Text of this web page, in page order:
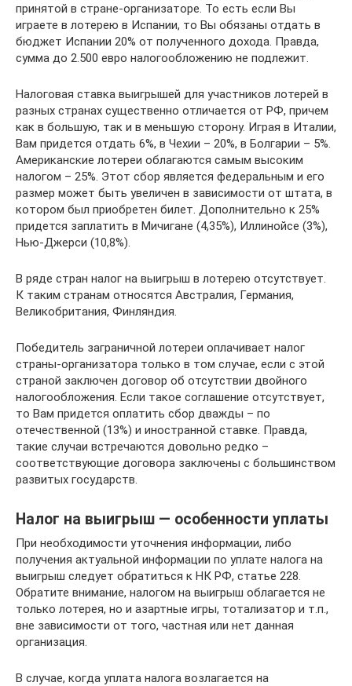
принятой в стране-организаторе. То есть если Вы
играете в лотерею в Испании, то Вы обязаны отдать в
бюджет Испании 20% от полученного дохода. Правда,
сумма до 2.500 евро налогообложению не подлежит.
Налоговая ставка выигрышей для участников лотерей в
разных странах существенно отличается от РФ, причем
как в большую, так и в меньшую сторону. Играя в Италии,
Вам придется отдать 6%, в Чехии – 20%, в Болгарии – 5%.
Американские лотереи облагаются самым высоким
налогом – 25%. Этот сбор является федеральным и его
размер может быть увеличен в зависимости от штата, в
котором был приобретен билет. Дополнительно к 25%
придется заплатить в Мичигане (4,35%), Иллинойсе (3%),
Нью-Джерси (10,8%).
В ряде стран налог на выигрыш в лотерею отсутствует.
К таким странам относятся Австралия, Германия,
Великобритания, Финляндия.
Победитель заграничной лотереи оплачивает налог
страны-организатора только в том случае, если с этой
страной заключен договор об отсутствии двойного
налогообложения. Если такое соглашение отсутствует,
то Вам придется оплатить сбор дважды – по
отечественной (13%) и иностранной ставке. Правда,
такие случаи встречаются довольно редко –
соответствующие договора заключены с большинством
развитых государств.
Налог на выигрыш — особенности уплаты
При необходимости уточнения информации, либо
получения актуальной информации по уплате налога на
выигрыш следует обратиться к НК РФ, статье 228.
Обратите внимание, налогом на выигрыш облагается не
только лотерея, но и азартные игры, тотализатор и т.п.,
вне зависимости от того, частная или нет данная
организация.
В случае, когда уплата налога возлагается на